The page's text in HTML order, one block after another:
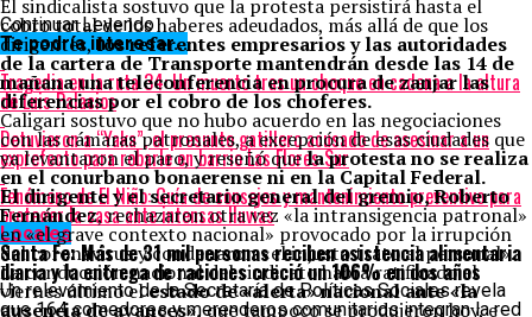
El sindicalista sostuvo que la protesta persistirá hasta el
cobro total de los haberes adeudados, más allá de que los
dirigentes,los referentes empresarios y las autoridades
de la cartera de Transporte mantendrán desde las 14 de
mañana una teleconferencia en procura de zanjar las
diferencias por el cobro de los choferes.
Caligari sostuvo que no hubo acuerdo en las negociaciones
con las cámaras patronales, a excepción de esas ciudades que
ya levantaron el paro, y reseñó quela protesta no se realiza
en el conurbano bonaerense ni en la Capital Federal.
El dirigente y el secretario general del gremio, Roberto
Fernández, rechazaron otra vez «la intransigencia patronal»
en «el grave contexto nacional» provocado por la irrupción
del coronavirus y condenaron «el injusto trato al personal».
La conducción nacional del sindicato había ratificado el
viernes último elestado de «alerta» nacional ante «la
ausencia de avances»,que tampoco se produjeron hoy, e
Continuar Leyendo
Te podría interesar...
Tragedia en la ruta 34: Un muerto tras un choque en cadena a la altura
de Luis Palacios
Detuvieron a “Yaka”, el presunto gatillero acusado de asesinar a un
exprefecto para robarle en barrio Las Flores Sur
Fenómeno de El Niño: Guía de consejos y mantenimiento preventivo para
proteger la casa ante intensas lluvias
Locales
Santa Fe: Más de 31 mil personas reciben asistencia alimentaria
diaria y la entrega de raciones creció un 106% en dos años
Un relevamiento de la Secretaría de Políticas Sociales revela
que 164 comedores y merenderos comunitarios integran la red